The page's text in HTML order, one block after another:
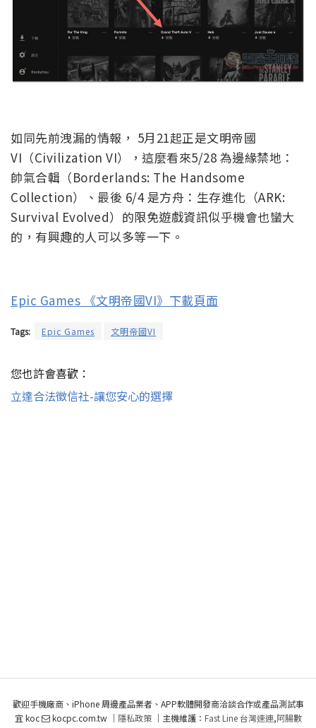
如同先前洩漏的情報， 5月21起正是文明帝國
VI（Civilization VI），這麼看來5/28 為邊緣禁地：
帥氣合輯（Borderlands: The Handsome
Collection）、最後 6/4 是方舟：生存進化（ARK:
Survival Evolved）的限免遊戲資訊似乎機會也蠻大
的，有興趣的人可以多等一下。
Epic Games 《文明帝國VI》下載頁面
Tags: Epic Games 文明帝國VI
您也許會喜歡：
立達合法徵信社-讓您安心的選擇
歡迎手機廠商、iPhone 周邊產品業者、APP軟體開發商洽談合作或產品測試事
宜 koc
kocpc.com.tw ｜ 隱私政策｜主機維護： Fast Line 台灣速連,阿腸數